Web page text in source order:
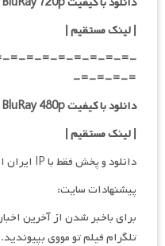
| لینک مستقیم|
=-=-=-=-=-=-=-=-
=-=-=-=-
دانلود با کیفیت BluRay 480p ریلیز F2M
| لینک مستقیم|
دانلود و پخش فقط با IP ایران امکان پذیر هست
پیشنهادات سایت:
برای باخبر شدن از آخرین
تلگرام فیلم تو مووی بپیوندید.